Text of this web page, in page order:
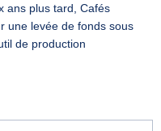
ans plus tard, Cafés
une levée de fonds sous
de production